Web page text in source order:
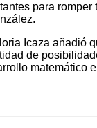
para
Icaza añadió
de
matemático